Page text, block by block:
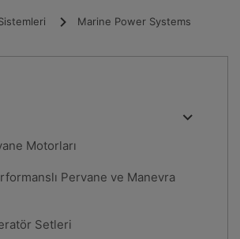
Marine Power Systems
Motorları
Pervane ve Manevra
Setleri